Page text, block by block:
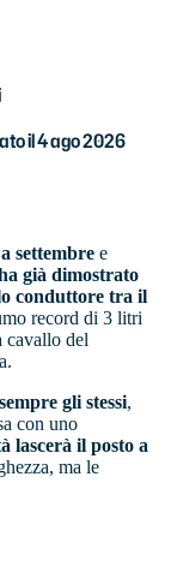
il 4 ago 2026
settembre e
già dimostrato
conduttore tra il
record di 3 litri
cavallo del
gli stessi,
con uno
lascerà il posto a
ma le